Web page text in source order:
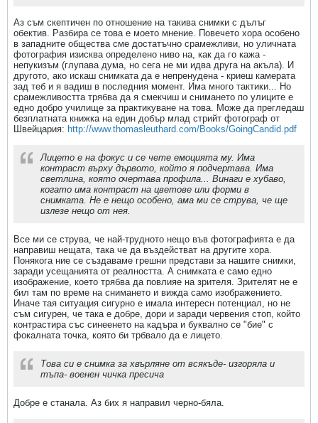
Аз съм скептичен по отношение на такива снимки с дълъг
обектив. Разбира се това е моето мнение. Повечето хора особено
в западните общества сме достатъчно срамежливи, но уличната
фотография изисква определено ниво на, как да го кажа -
непукизъм (глупава дума, но сега не ми идва друга на акъла). И
другото, ако искаш снимката да е непренудена - криеш камерата
зад теб и я вадиш в последния момент. Има много тактики... Но
срамежливостта трябва да я смекчиш и снимането по улиците е
едно добро училище за практикуване на това. Може да прегледаш
безплатната книжка на един добър млад стрийт фотограф от
Швейцария: http://www.thomasleuthard.com/Books/GoingCandid.pdf
Лицето е на фокус и се чете емоцията му. Има
контраст върху дървото, който я подчертава. Има
светлина, която очертава профила... Винаги е хубаво,
когато има контраст на цветове или форми в
снимката. Не е нещо особено, ама ми се струва, че ще
излезе нещо от нея.
Все ми се струва, че най-трудното нещо във фотографията е да
направиш нещата, така че да въздействат на другите хора.
Понякога ние се създаваме грешни представи за нашите снимки,
заради усещанията от реалността. А снимката е само едно
изображение, което трябва да повлияе на зрителя. Зрителят не е
бил там по време на снимането и вижда само изображението.
Иначе тая ситуация сигурно е имала интересн потенциал, но не
съм сигурен, че така е добре, дори и заради червения стоп, който
контрастира със синеенето на кадъра и буквално се "бие" с
фокалната точка, която би трбвало да е лицето.
Това си е снимка за хвърляне от всякъде- изгоряла и
тъпа- военен чичка пресича
Добре е станала. Аз бих я направил черно-бяла.